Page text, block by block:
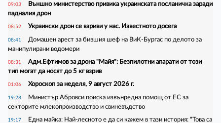
09:03
Външно министерство привика украинската посланичка заради
падналия дрон
08:52 Украински дрон се взриви у нас. Известното досега
08:41
Домашен арест за бившия шеф на ВиК-Бургас по делото за
манипулирани водомери
08:31
Адм.Ефтимов за дрона "Майя": Безпилотни апарати от този
тип могат да носят до 5 кг взрив
01:06 Хороскоп за неделя, 9 август 2026 г.
19:28
Министър Абровси поиска извънредна помощ от ЕС за
секторите млекопроизводство и свиневъдство
19:17
Една майка: Най-лесното е да си кажем в тази история: "Това са